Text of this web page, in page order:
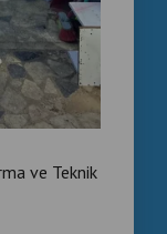
ve Teknik